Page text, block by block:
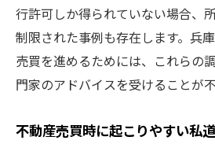
行許可しか得られていない場合、
制限された事例も存在します。兵
売買を進めるためには、これらの
門家のアドバイスを受けることが不
不動産売買時に起こりやすい私